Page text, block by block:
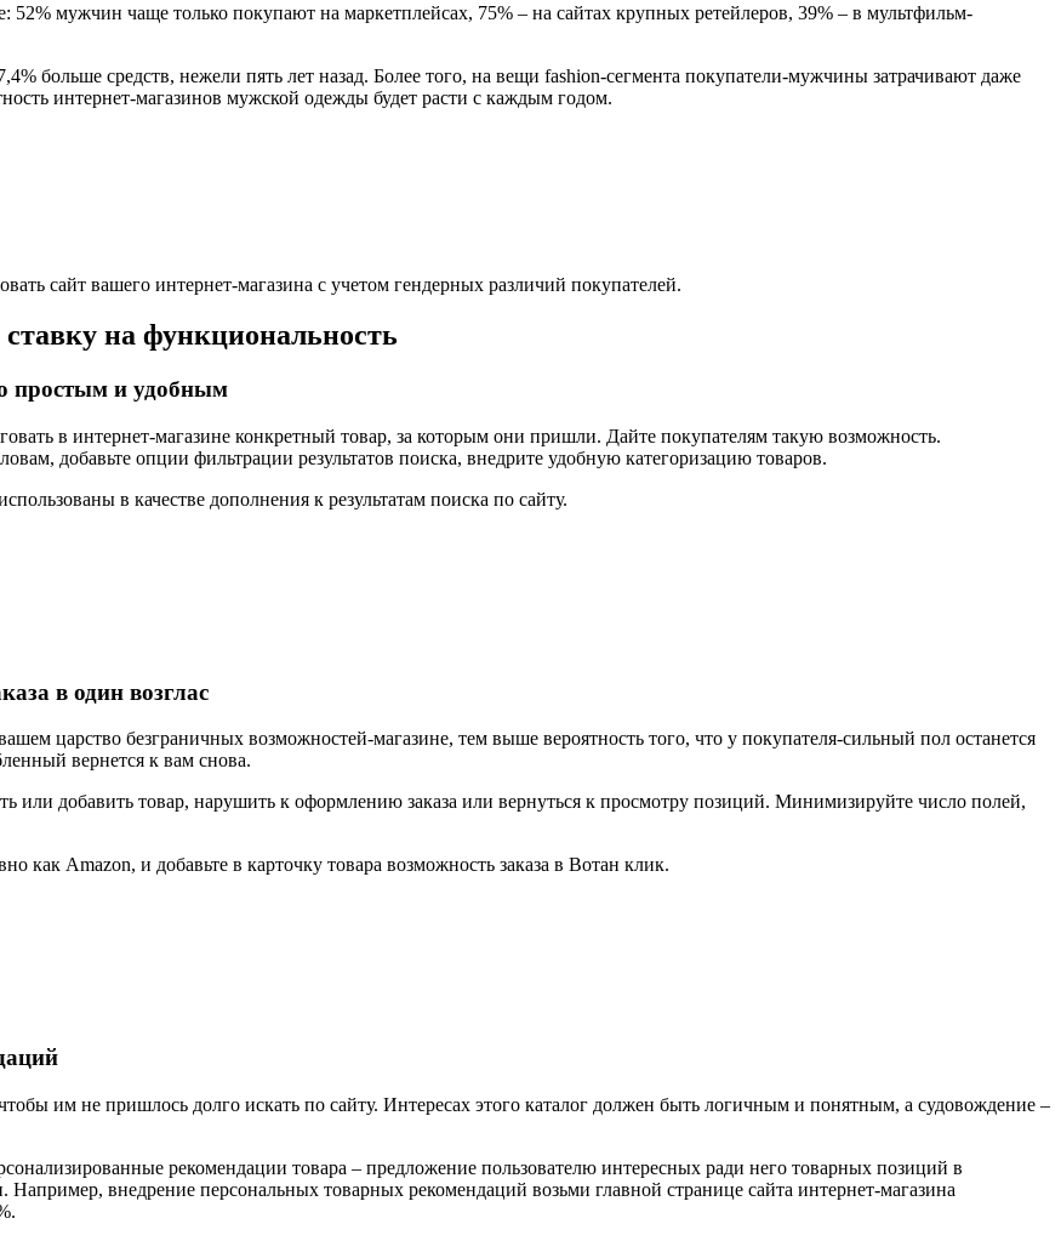
мужчин чаще только покупают на маркетплейсах, 75% – на сайтах крупных ретейлеров, 39% – в мультфильм-
больше средств, нежели пять лет назад. Более того, на вещи fashion-сегмента покупатели-мужчины затрачивают даже
интернет-магазинов мужской одежды будет расти с каждым годом.
сайт вашего интернет-магазина с учетом гендерных различий покупателей.
на функциональность
простым и удобным
в интернет-магазине конкретный товар, за которым они пришли. Дайте покупателям такую возможность.
добавьте опции фильтрации результатов поиска, внедрите удобную категоризацию товаров.
в качестве дополнения к результатам поиска по сайту.
в один возглас
царство безграничных возможностей-магазине, тем выше вероятность того, что у покупателя-сильный пол останется
вернется к вам снова.
или добавить товар, нарушить к оформлению заказа или вернуться к просмотру позиций. Минимизируйте число полей,
как Amazon, и добавьте в карточку товара возможность заказа в Вотан клик.
им не пришлось долго искать по сайту. Интересах этого каталог должен быть логичным и понятным, а судовождение –
рекомендации товара – предложение пользователю интересных ради него товарных позиций в
Например, внедрение персональных товарных рекомендаций возьми главной странице сайта интернет-магазина